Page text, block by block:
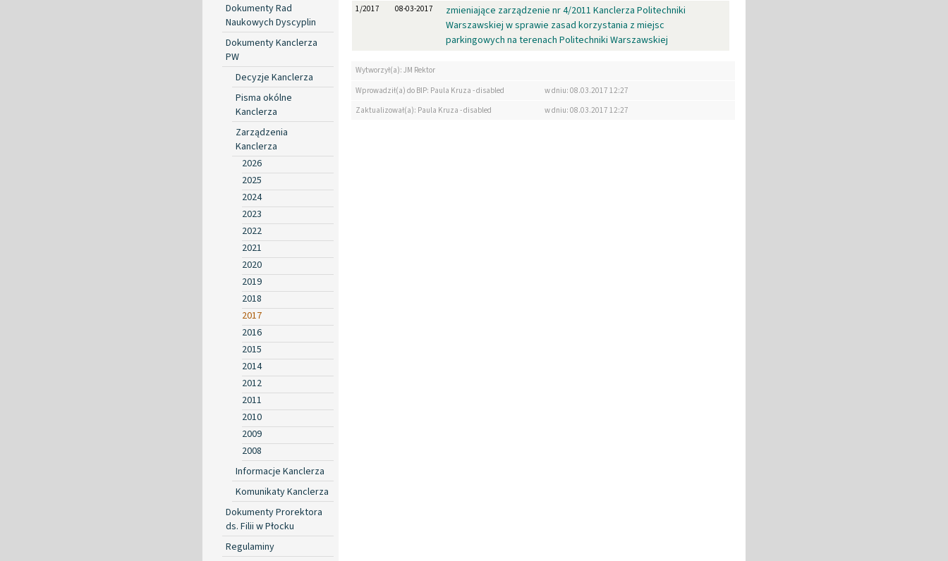
Dokumenty Rad
Naukowych Dyscyplin
Dokumenty Kanclerza
PW
Decyzje Kanclerza
Pisma okólne
Kanclerza
Zarządzenia
Kanclerza
2026
2025
2024
2023
2022
2021
2020
2019
2018
2017
2016
2015
2014
2012
2011
2010
2009
2008
Informacje Kanclerza
Komunikaty Kanclerza
Dokumenty Prorektora
ds. Filii w Płocku
Regulaminy
1/2017 08-03-2017
zmieniające zarządzenie nr 4/2011 Kanclerza Politechniki
Warszawskiej w sprawie zasad korzystania z miejsc
parkingowych na terenach Politechniki Warszawskiej
Wytworzył(a): JM Rektor
Wprowadził(a) do BIP: Paula Kruza - disabled
w dniu: 08.03.2017 12:27
Zaktualizował(a): Paula Kruza - disabled
w dniu: 08.03.2017 12:27